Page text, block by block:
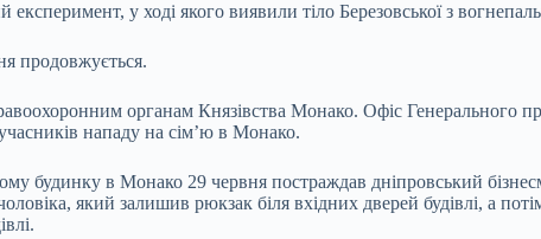
у ході якого виявили тіло Березовської з
продовжується.
органам Князівства Монако. Офіс Генерального
нападу на сім’ю в Монако.
в Монако 29 червня постраждав дніпровський
який залишив рюкзак біля вхідних дверей будівлі, а